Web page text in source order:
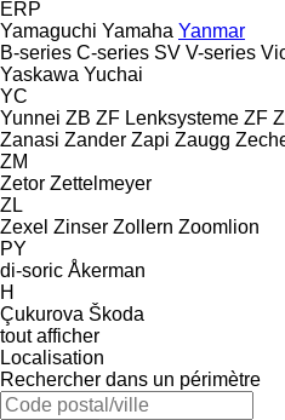
ERP
Yamaguchi Yamaha Yanmar
B-series C-series SV V-series
Yaskawa Yuchai
YC
Yunnei ZB ZF Lenksysteme ZF
Zanasi Zander Zapi Zaugg
ZM
Zetor Zettelmeyer
ZL
Zexel Zinser Zollern Zoomlion
PY
di-soric Åkerman
H
Çukurova Škoda
tout afficher
Localisation
Rechercher dans un périmètre